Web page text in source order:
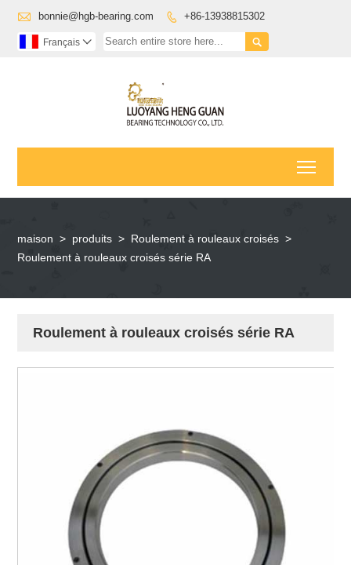
 bonnie@hgb-bearing.com  +86-13938815302

Français 
maison > produits > Roulement à rouleaux croisés >
Roulement à rouleaux croisés série RA
Roulement à rouleaux croisés série RA